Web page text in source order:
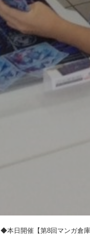
◆本日開催【第8回マンガ倉